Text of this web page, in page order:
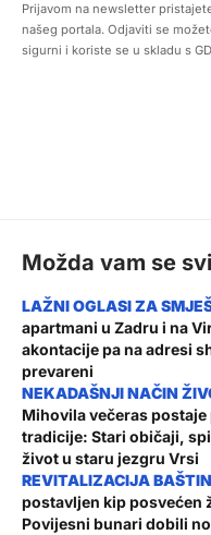
Prijavom na newsletter
našeg portala. Odjaviti se
sigurni i koriste se u skladu s
Možda vam se
apartmani u Zadru i na
akontacije pa na adresi
prevareni
Mihovila večeras
tradicije: Stari običaji,
život u staru jezgru Vrsi
postavljen kip posvećen
Povijesni bunari dobili